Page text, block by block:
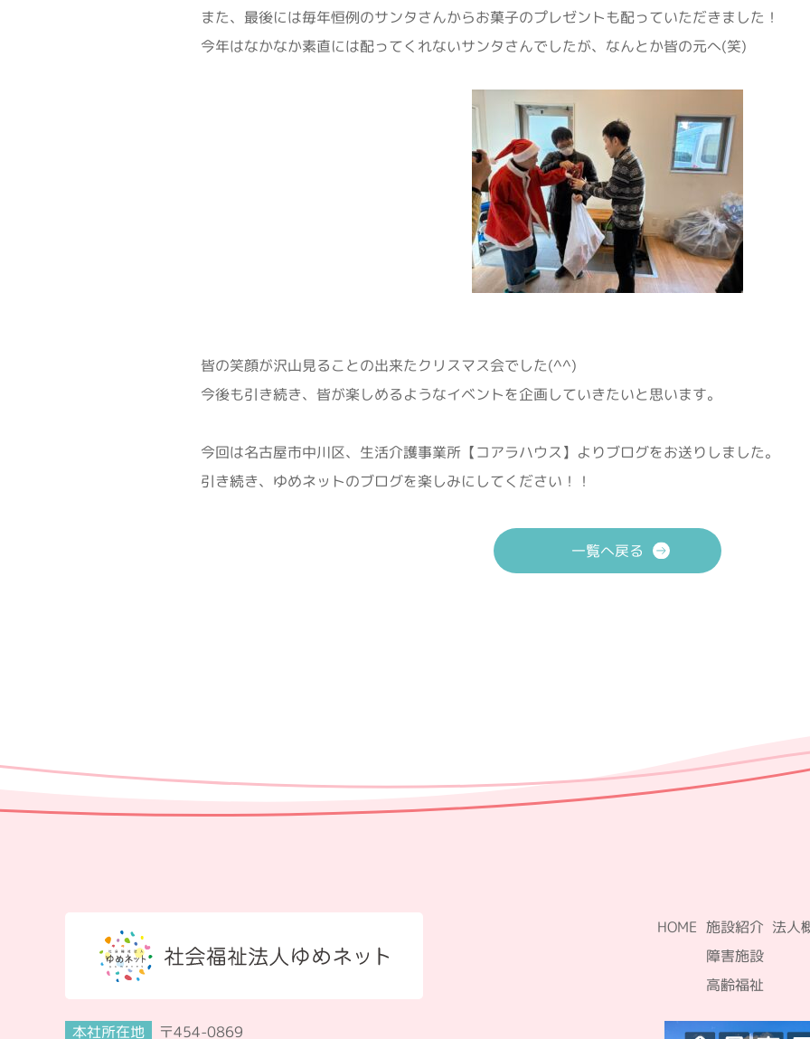
また、最後には毎年恒例のサンタさんからお菓子のプレゼントも配っていただきました！
今年はなかなか素直には配ってくれないサンタさんでしたが、なんとか皆の元へ(笑)
皆の笑顔が沢山見ることの出来たクリスマス会でした(^^)
今後も引き続き、皆が楽しめるようなイベントを企画していきたいと思います。
今回は名古屋市中川区、生活介護事業所【コアラハウス】よりブログをお送りしました。
引き続き、ゆめネットのブログを楽しみにしてください！！
一覧へ戻る
本社所在地 〒454-0869
HOME 施設紹介
障害施設
高齢福祉
法人